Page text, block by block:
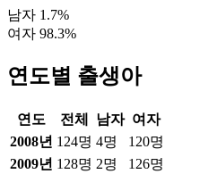
남자 1.7%
여자 98.3%
연도별 출생아
연도 전체 남자 여자
2008년 124명 4명 120명
2009년 128명 2명 126명